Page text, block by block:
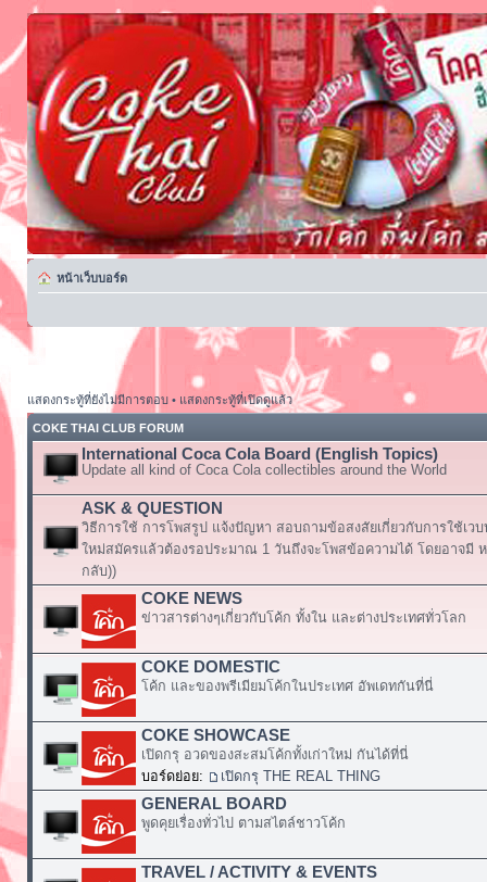
หน้าเว็บบอร์ด
แสดงกระทู้ที่ยังไม่มีการตอบ• แสดงกระทู้ที่เปิดดูแล้ว
COKE THAI CLUB FORUM
International Coca Cola Board (English Topics)
Update all kind of Coca Cola collectibles around the World
ASK & QUESTION
วิธีการใช้ การโพสรูป แจ้งปัญหา สอบถามข้อสงสัยเกี่ยวกับการใช้เว
ใหม่สมัครแล้วต้องรอประมาณ 1 วันถึงจะโพสข้อความได้ โดยอาจมี
กลับ))
COKE NEWS
ข่าวสารต่างๆเกี่ยวกับโค้ก ทั้งใน และต่างประเทศทั่วโลก
COKE DOMESTIC
โค้ก และของพรีเมียมโค้กในประเทศ อัพเดทกันที่นี่
COKE SHOWCASE
เปิดกรุ อวดของสะสมโค้กทั้งเก่าใหม่ กันได้ที่นี่
บอร์ดย่อย:
เปิดกรุ THE REAL THING
GENERAL BOARD
พูดคุยเรื่องทั่วไป ตามสไตล์ชาวโค้ก
TRAVEL / ACTIVITY & EVENTS